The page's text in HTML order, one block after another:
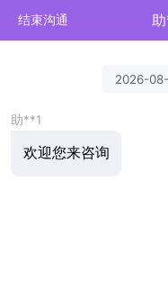
结束沟通
2026-
助**1
欢迎您来咨询